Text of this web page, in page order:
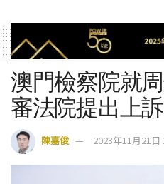
澳門檢察院就
審法院提出上訴
陳嘉俊 2023年11月21日